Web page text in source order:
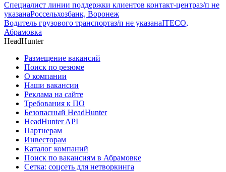
Специалист линии поддержки клиентов контакт-центраз/п не
указанаРоссельхозбанк, Воронеж
Водитель грузового транспортаз/п не указанаITECO,
Абрамовка
HeadHunter
Размещение вакансий
Поиск по резюме
О компании
Наши вакансии
Реклама на сайте
Требования к ПО
Безопасный HeadHunter
HeadHunter API
Партнерам
Инвесторам
Каталог компаний
Поиск по вакансиям в Абрамовке
Сетка: соцсеть для нетворкинга